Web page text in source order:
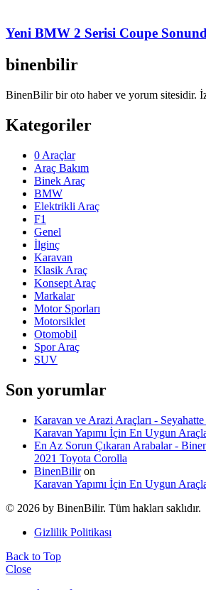
Yeni BMW 2 Serisi Coupe
binenbilir
BinenBilir bir oto haber ve yorum sitesidir.
Kategoriler
0 Araçlar
Araç Bakım
Binek Araç
BMW
Elektrikli Araç
F1
Genel
İlginç
Karavan
Klasik Araç
Konsept Araç
Markalar
Motor Sporları
Motorsiklet
Otomobil
Spor Araç
SUV
Son yorumlar
Karavan ve Arazi Araçları -
Karavan Yapımı İçin En Uygun
En Az Sorun Çıkaran Arabalar -
2021 Toyota Corolla
BinenBiliron
Karavan Yapımı İçin En Uygun
© 2026 by BinenBilir. Tüm hakları saklıdır.
Gizlilik Politikası
Back to Top
Close